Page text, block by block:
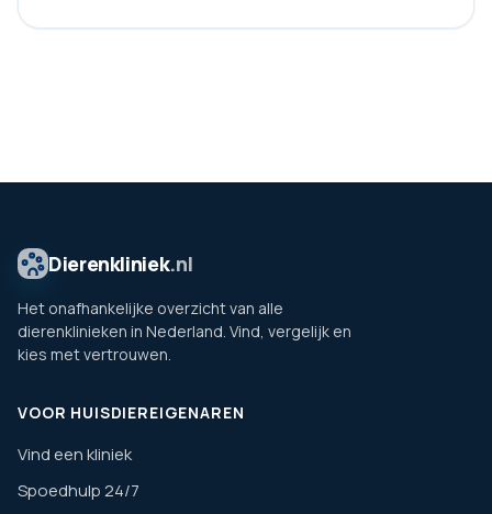
Dierenkliniek.nl
Het onafhankelijke overzicht van alle
dierenklinieken in Nederland. Vind, vergelijk en
kies met vertrouwen.
VOOR HUISDIEREIGENAREN
Vind een kliniek
Spoedhulp 24/7